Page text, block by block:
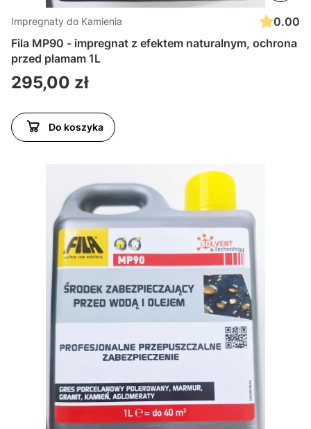
Impregnaty do Kamienia
0.00
Fila MP90 - impregnat z efektem naturalnym, ochrona
przed plamam 1L
Cena
295,00 zł
Do koszyka